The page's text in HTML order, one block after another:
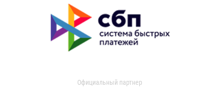
Официальный партнер